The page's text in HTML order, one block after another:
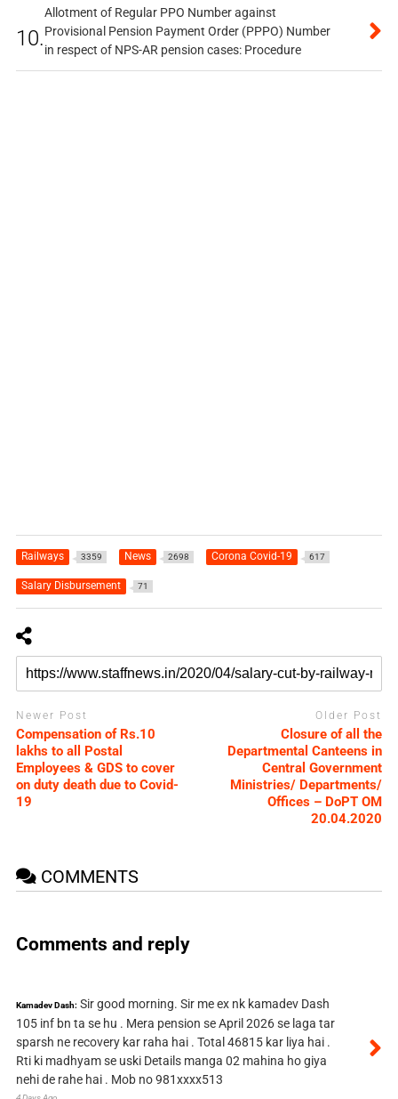
10.
Allotment of Regular PPO Number against
Provisional Pension Payment Order (PPPO) Number
in respect of NPS-AR pension cases: Procedure
Railways 3359 News 2698 Corona Covid-19 617
Salary Disbursement 71
Newer Post
Compensation of Rs.10
lakhs to all Postal
Employees & GDS to cover
on duty death due to Covid-
19
Older Post
Closure of all the
Departmental Canteens in
Central Government
Ministries/ Departments/
Offices – DoPT OM
20.04.2020
COMMENTS
Comments and reply
Kamadev Dash: Sir good morning. Sir me ex nk kamadev Dash
105 inf bn ta se hu . Mera pension se April 2026 se laga tar
sparsh ne recovery kar raha hai . Total 46815 kar liya hai .
Rti ki madhyam se uski Details manga 02 mahina ho giya
nehi de rahe hai . Mob no 981xxxx513